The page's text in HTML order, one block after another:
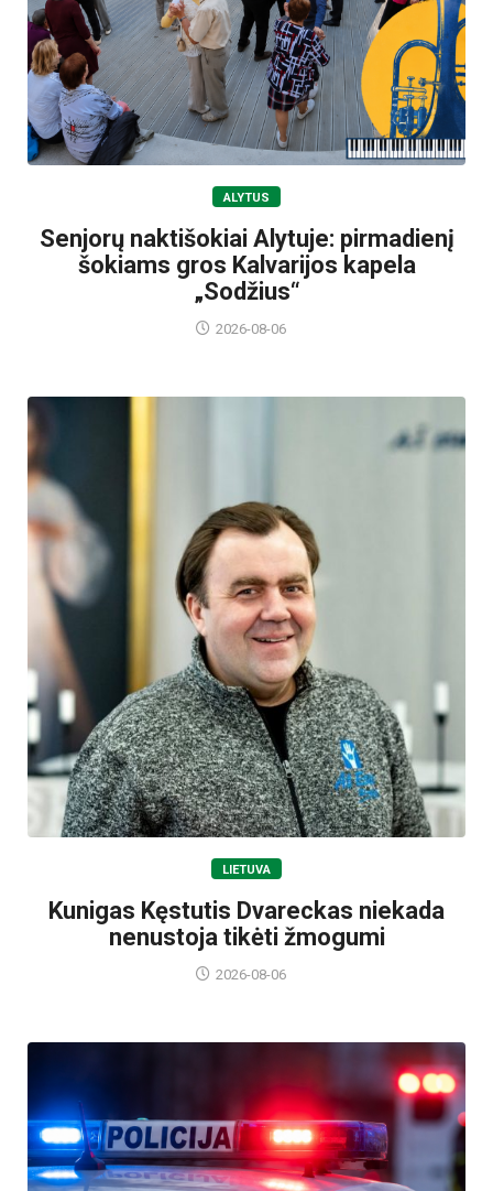
ALYTUS
Senjorų naktišokiai Alytuje: pirmadienį
šokiams gros Kalvarijos kapela
„Sodžius“
2026-08-06
LIETUVA
Kunigas Kęstutis Dvareckas niekada
nenustoja tikėti žmogumi
2026-08-06